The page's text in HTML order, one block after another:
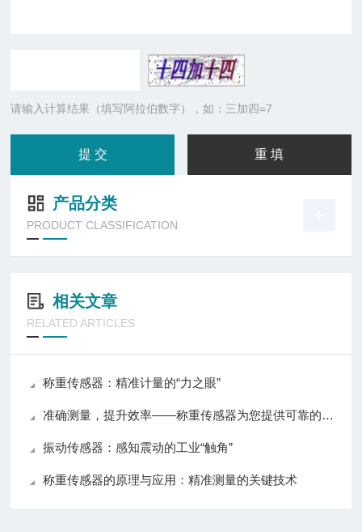
请输入计算结果（填写阿拉伯数字），如：三加四=7
产品分类
PRODUCT CLASSIFICATION
相关文章
RELATED ARTICLES
称重传感器：精准计量的“力之眼”
准确测量，提升效率——称重传感器为您提供可靠的数据支持
振动传感器：感知震动的工业“触角”
称重传感器的原理与应用：精准测量的关键技术